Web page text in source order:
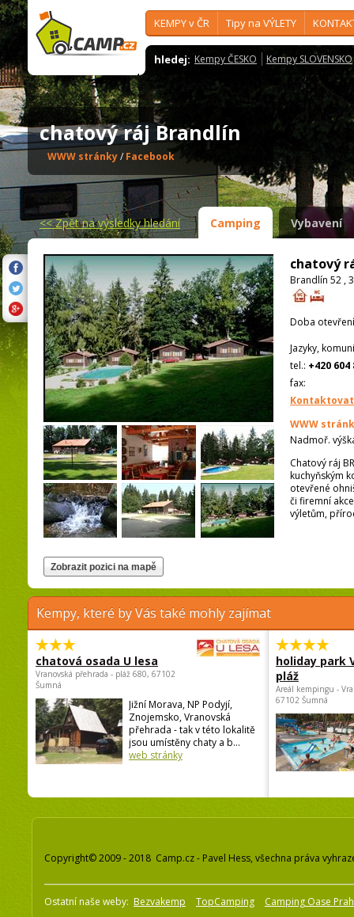
KEMPY v ČR Tipy na VÝLETY
hledej: Kempy ČESKO Kempy SLOVENSKO
chatový ráj Brandlín
WWW stránky/ Facebook
<<Zpět na výsledky hledání Camping Vybavení
chatový
Brandlín 52 ,
Doba
Jazyky,
tel.: +420 604
fax:
WWW
Nadmoř.
Chatový ráj
kuchyňským
otevřené
či firemní
výletům,
Kempy, které by Vás také mohly zajímat
chatová osada U lesa
Vranovská přehrada - pláž 680, 67102
Šumná
Jižní Morava, NP Podyjí,
Znojemsko, Vranovská
přehrada - tak v této lokalitě
jsou umístěny chaty a b...
web stránky
holiday park
pláž
Areál kempingu -
67102 Šumná
Copyright© 2009 - 2018 Camp.cz - Pavel Hess, všechna práva
Ostatní naše weby: Bezvakemp TopCamping Camping Oase